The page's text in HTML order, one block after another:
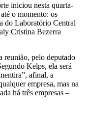
iniciou nesta quarta-
o momento: os
do Laboratório Central
Cristina Bezerra
reunião, pelo deputado
Kelps, ela será
afinal, a
empresa, mas na
há três empresas –